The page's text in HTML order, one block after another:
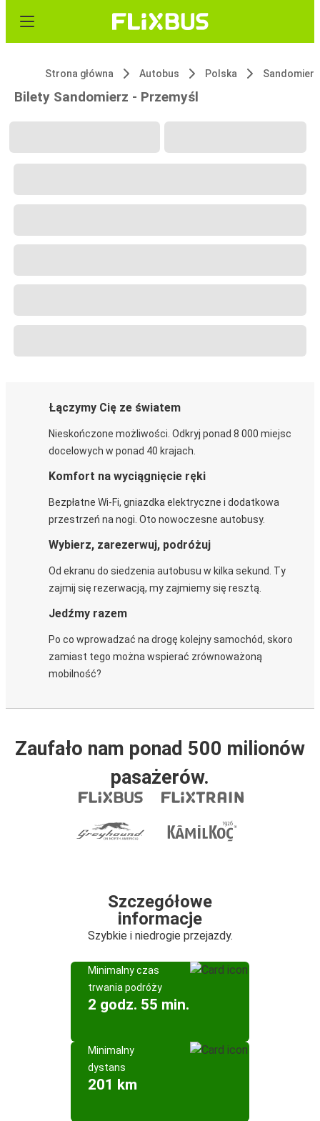
Strona główna Autobus Polska Sandomierz
Bilety Sandomierz - Przemyśl
Łączymy Cię ze światem
Nieskończone możliwości. Odkryj ponad 8 000 miejsc
docelowych w ponad 40 krajach.
Komfort na wyciągnięcie ręki
Bezpłatne Wi-Fi, gniazdka elektryczne i dodatkowa
przestrzeń na nogi. Oto nowoczesne autobusy.
Wybierz, zarezerwuj, podróżuj
Od ekranu do siedzenia autobusu w kilka sekund. Ty
zajmij się rezerwacją, my zajmiemy się resztą.
Jedźmy razem
Po co wprowadzać na drogę kolejny samochód, skoro
zamiast tego można wspierać zrównoważoną
mobilność?
Zaufało nam ponad 500 milionów
pasażerów.
Szczegółowe
informacje
Szybkie i niedrogie przejazdy.
Minimalny czas
trwania podróży
2 godz. 55 min.
Minimalny
dystans
201 km